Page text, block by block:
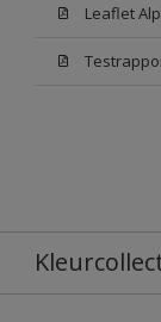
Leaflet